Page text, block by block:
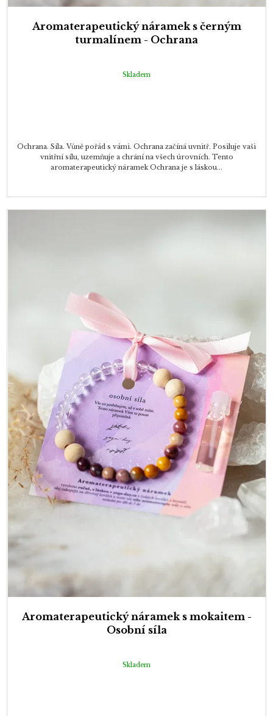
Aromaterapeutický náramek s černým
turmalínem - Ochrana
Skladem
Ochrana. Síla. Vůně pořád s vámi. Ochrana začíná uvnitř. Posiluje vaši
vnitřní sílu, uzemňuje a chrání na všech úrovních. Tento
aromaterapeutický náramek Ochrana je s láskou...
Aromaterapeutický náramek s mokaitem -
Osobní síla
Skladem